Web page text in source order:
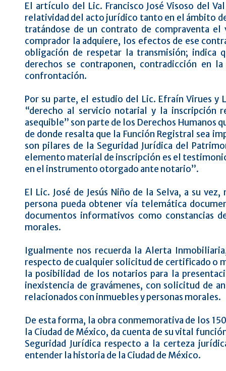
El artículo del Lic. Francisco José Visoso del
relatividad del acto jurídico tanto en el ámbito
tratándose de un contrato de compraventa
comprador la adquiere, los efectos de ese
obligación de respetar la transmisión; indica
derechos se contraponen, contradicción en
confrontación.
Por su parte, el estudio del Lic. Efraín Virues y
“derecho al servicio notarial y la inscripción
asequible” son parte de los Derechos Humanos
de donde resalta que la Función Registral sea
son pilares de la Seguridad Jurídica del
elemento material de inscripción es el
en el instrumento otorgado ante notario”.
El Lic. José de Jesús Niño de la Selva, a su
persona pueda obtener vía telemática
documentos informativos como constancias
morales.
Igualmente nos recuerda la Alerta
respecto de cualquier solicitud de certificado o
la posibilidad de los notarios para la
inexistencia de gravámenes, con solicitud de
relacionados con inmuebles y personas morales.
De esta forma, la obra conmemorativa de los
la Ciudad de México, da cuenta de su vital
Seguridad Jurídica respecto a la certeza
entender la historia de la Ciudad de México.